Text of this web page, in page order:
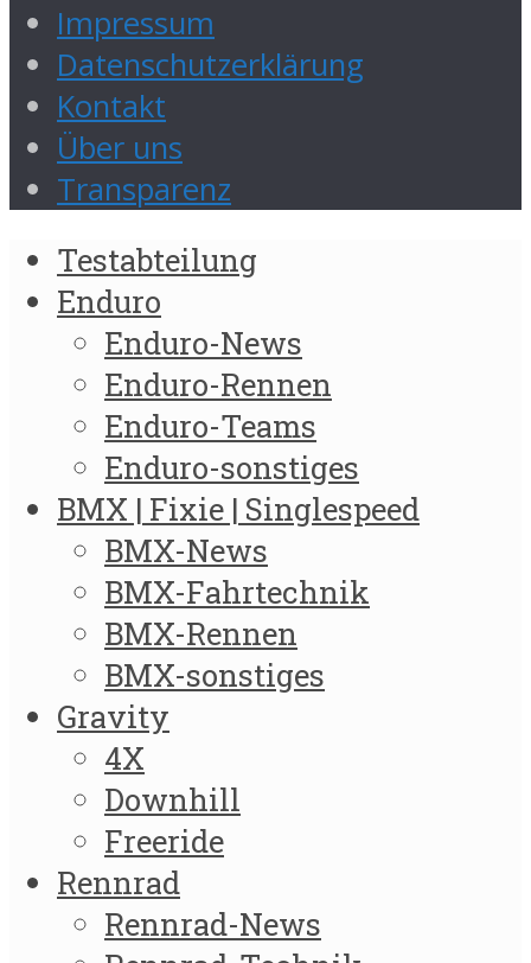
Impressum
Datenschutzerklärung
Kontakt
Über uns
Transparenz
Testabteilung
Enduro
Enduro-News
Enduro-Rennen
Enduro-Teams
Enduro-sonstiges
BMX | Fixie | Singlespeed
BMX-News
BMX-Fahrtechnik
BMX-Rennen
BMX-sonstiges
Gravity
4X
Downhill
Freeride
Rennrad
Rennrad-News